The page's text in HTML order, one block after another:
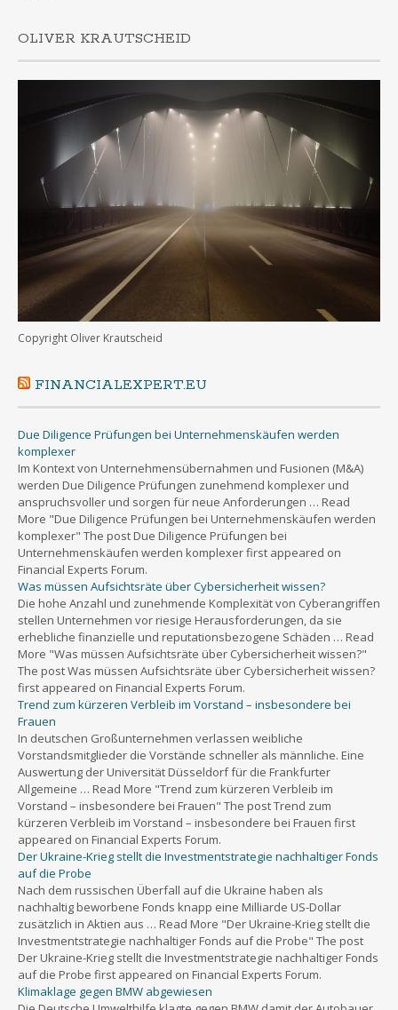
OLIVER KRAUTSCHEID
Copyright Oliver Krautscheid
FINANCIALEXPERT.EU
Due Diligence Prüfungen bei Unternehmenskäufen werden
komplexer
Im Kontext von Unternehmensübernahmen und Fusionen (M&A)
werden Due Diligence Prüfungen zunehmend komplexer und
anspruchsvoller und sorgen für neue Anforderungen … Read
More "Due Diligence Prüfungen bei Unternehmenskäufen werden
komplexer" The post Due Diligence Prüfungen bei
Unternehmenskäufen werden komplexer first appeared on
Financial Experts Forum.
Was müssen Aufsichtsräte über Cybersicherheit wissen?
Die hohe Anzahl und zunehmende Komplexität von Cyberangriffen
stellen Unternehmen vor riesige Herausforderungen, da sie
erhebliche finanzielle und reputationsbezogene Schäden … Read
More "Was müssen Aufsichtsräte über Cybersicherheit wissen?"
The post Was müssen Aufsichtsräte über Cybersicherheit wissen?
first appeared on Financial Experts Forum.
Trend zum kürzeren Verbleib im Vorstand – insbesondere bei
Frauen
In deutschen Großunternehmen verlassen weibliche
Vorstandsmitglieder die Vorstände schneller als männliche. Eine
Auswertung der Universität Düsseldorf für die Frankfurter
Allgemeine … Read More "Trend zum kürzeren Verbleib im
Vorstand – insbesondere bei Frauen" The post Trend zum
kürzeren Verbleib im Vorstand – insbesondere bei Frauen first
appeared on Financial Experts Forum.
Der Ukraine-Krieg stellt die Investmentstrategie nachhaltiger Fonds
auf die Probe
Nach dem russischen Überfall auf die Ukraine haben als
nachhaltig beworbene Fonds knapp eine Milliarde US-Dollar
zusätzlich in Aktien aus … Read More "Der Ukraine-Krieg stellt die
Investmentstrategie nachhaltiger Fonds auf die Probe" The post
Der Ukraine-Krieg stellt die Investmentstrategie nachhaltiger Fonds
auf die Probe first appeared on Financial Experts Forum.
Klimaklage gegen BMW abgewiesen